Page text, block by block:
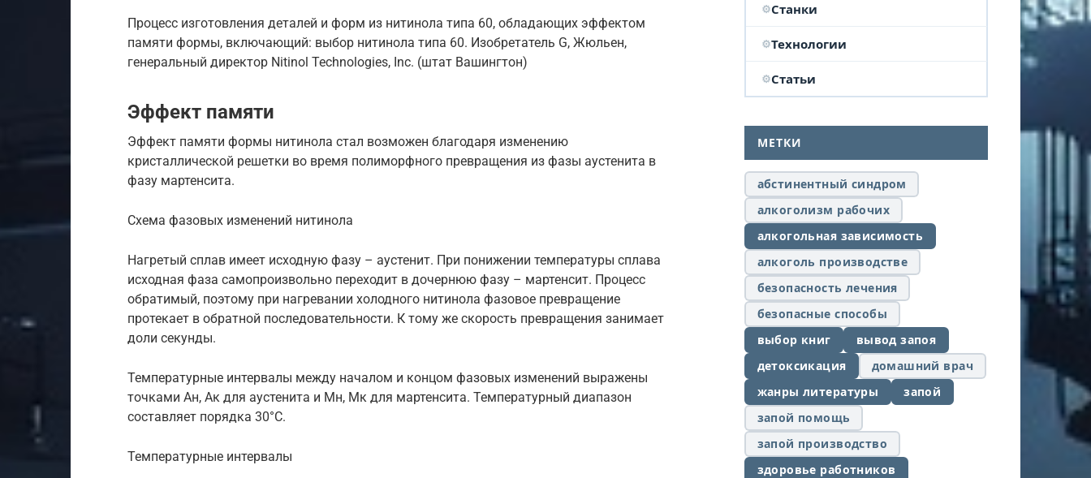
Процесс изготовления деталей и форм из нитинола типа 60, обладающих эффектом
памяти формы, включающий: выбор нитинола типа 60. Изобретатель G, Жюльен,
генеральный директор Nitinol Technologies, Inc. (штат Вашингтон)
Эффект памяти
Эффект памяти формы нитинола стал возможен благодаря изменению
кристаллической решетки во время полиморфного превращения из фазы аустенита в
фазу мартенсита.
Схема фазовых изменений нитинола
Нагретый сплав имеет исходную фазу – аустенит. При понижении температуры сплава
исходная фаза самопроизвольно переходит в дочернюю фазу – мартенсит. Процесс
обратимый, поэтому при нагревании холодного нитинола фазовое превращение
протекает в обратной последовательности. К тому же скорость превращения занимает
доли секунды.
Температурные интервалы между началом и концом фазовых изменений выражены
точками Ан, Ак для аустенита и Мн, Мк для мартенсита. Температурный диапазон
составляет порядка 30°С.
Температурные интервалы
Станки
Технологии
Статьи
МЕТКИ
абстинентный синдром
алкоголизм рабочих
алкогольная зависимость
алкоголь производстве
безопасность лечения
безопасные способы
выбор книг
вывод запоя
детоксикация
домашний врач
жанры литературы
запой
запой помощь
запой производство
здоровье работников